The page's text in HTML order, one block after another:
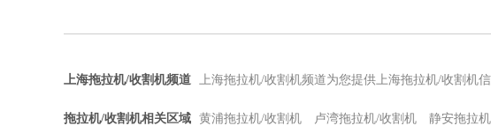
上海拖拉机/收割机频道 上海拖拉机/收割机频道为您提供上海拖拉机/收割机
拖拉机/收割机相关区域 黄浦拖拉机/收割机 卢湾拖拉机/收割机 静安拖拉